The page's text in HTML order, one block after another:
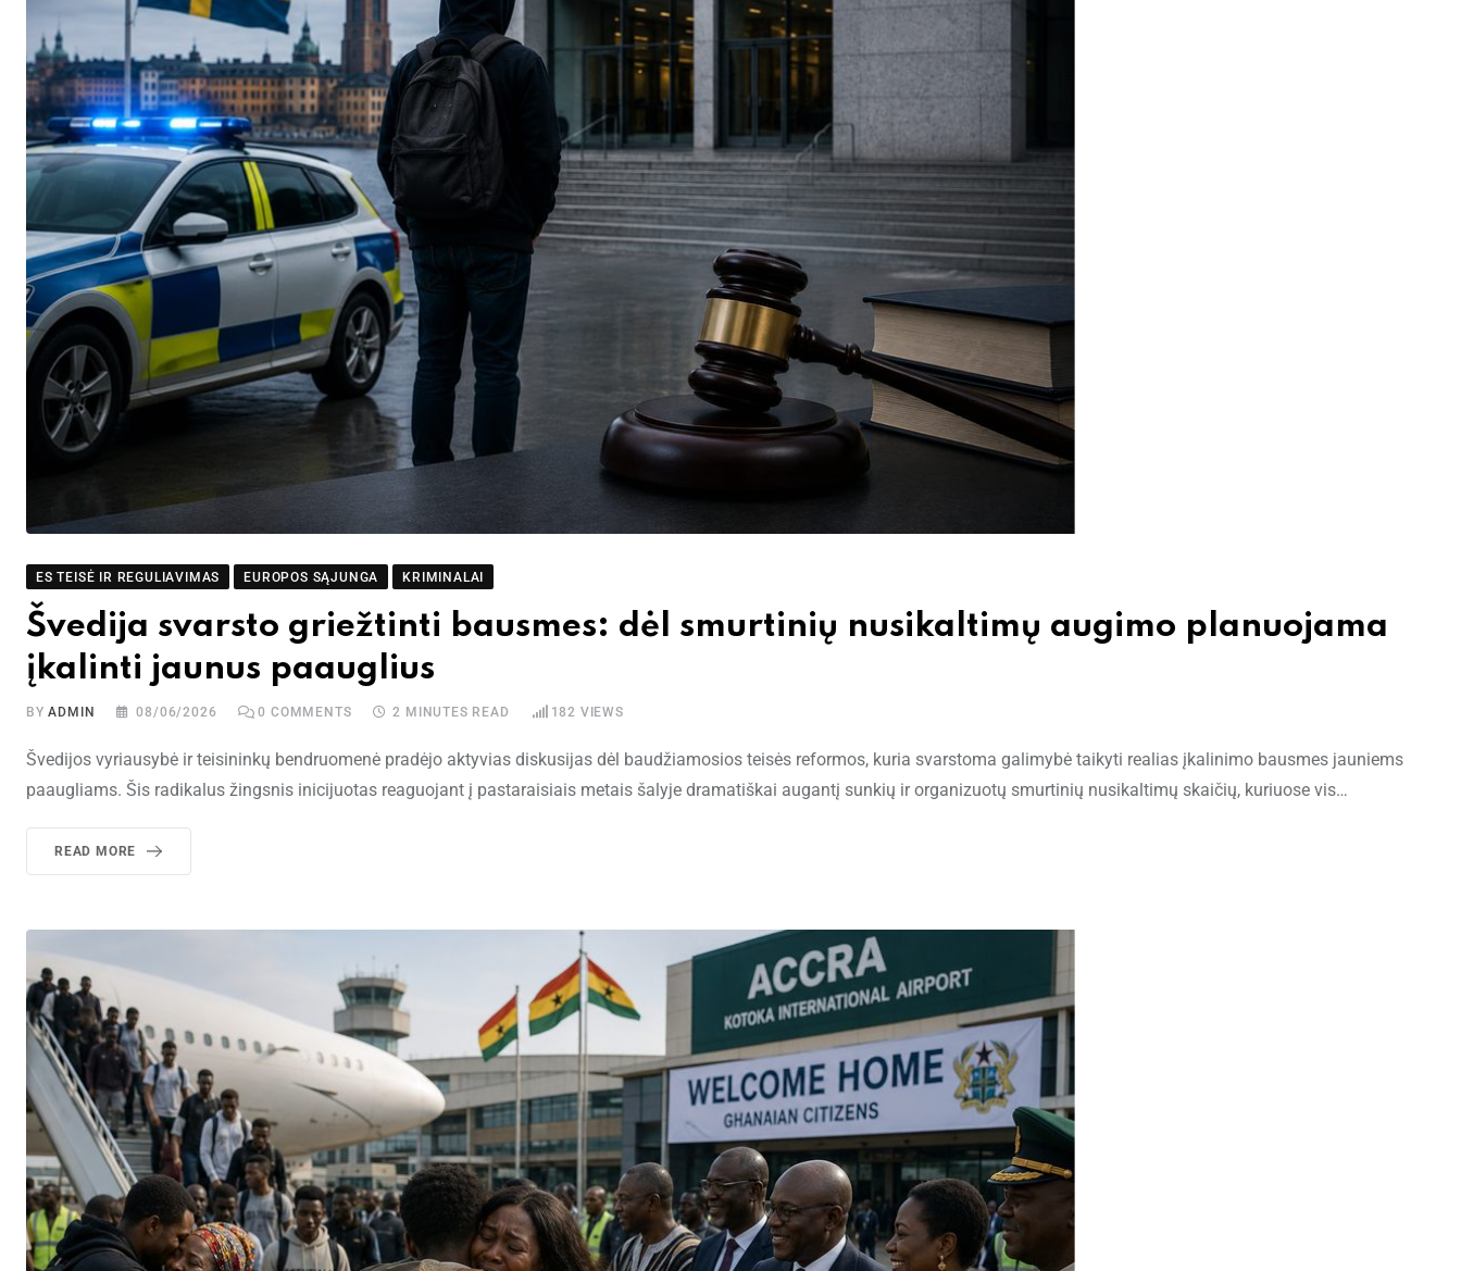
ES TEISĖ IR REGULIAVIMAS EUROPOS SĄJUNGA KRIMINALAI
Švedija svarsto griežtinti bausmes: dėl smurtinių nusikaltimų augimo planuojama
įkalinti jaunus paauglius
BYADMIN 08/06/2026 0 COMMENTS 2 MINUTES READ 182 VIEWS
Švedijos vyriausybė ir teisininkų bendruomenė pradėjo aktyvias diskusijas dėl baudžiamosios teisės reformos, kuria svarstoma galimybė taikyti realias įkalinimo bausmes jauniems
paaugliams. Šis radikalus žingsnis inicijuotas reaguojant į pastaraisiais metais šalyje dramatiškai augantį sunkių ir organizuotų smurtinių nusikaltimų skaičių, kuriuose vis…
READ MORE